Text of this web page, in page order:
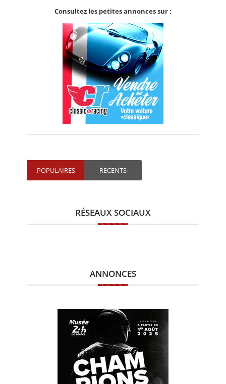
Consultez les petites annonces sur :
POPULAIRES RECENTS
RÉSEAUX SOCIAUX
ANNONCES